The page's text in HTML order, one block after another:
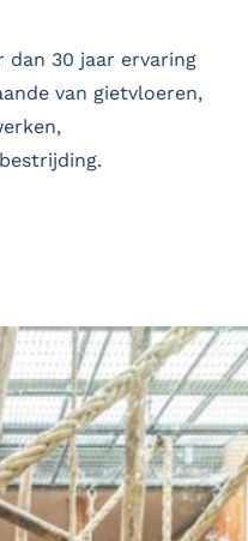
dan 30 jaar ervaring
van gietvloeren,